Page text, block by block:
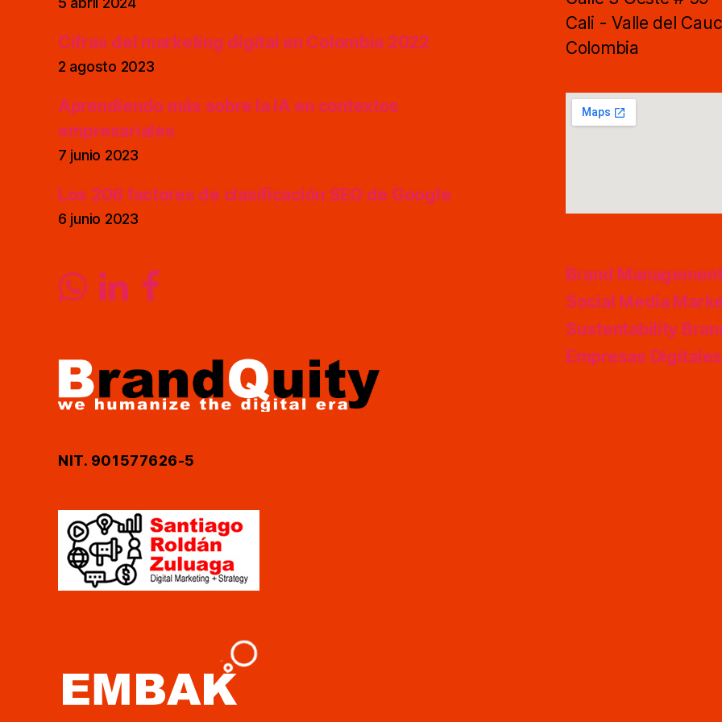
Cifras del marketing digital en Colombia 2022
2 agosto 2023
Aprendiendo más sobre la IA en contextos
empresariales
7 junio 2023
Los 206 factores de clasificación SEO de Google
6 junio 2023
NIT. 901577626-5
Cali - Valle del
Colombia
Brand
Social Media
Sustentability
Empresas Digitales